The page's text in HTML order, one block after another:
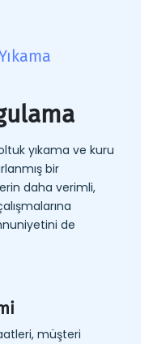
yıkama ve kuru
bir
daha verimli,
de
müşteri